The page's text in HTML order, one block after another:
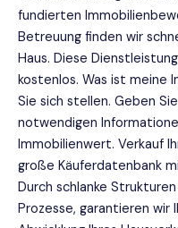
fundierten
Betreuung finden wir
Haus. Diese
kostenlos. Was ist meine
Sie sich stellen. Geben
notwendigen
Immobilienwert. Verkauf
große Käuferdatenbank
Durch schlanke
Prozesse, garantieren wir